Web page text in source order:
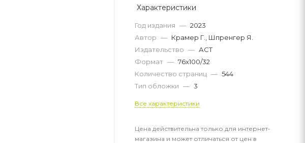
Характеристики
Год издания — 2023
Автор — Крамер Г., Шпренгер Я.
Издательство — АСТ
Формат — 76x100/32
Количество страниц — 544
Тип обложки — 3
Все характеристики
Цена действительна только для интернет-
магазина и может отличаться от цен в